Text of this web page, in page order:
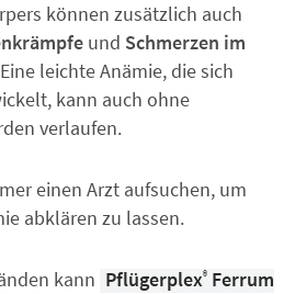
können zusätzlich auch
und Schmerzen im
leichte Anämie, die sich
kann auch ohne
verlaufen.
einen Arzt aufsuchen, um
abklären zu lassen.
kann Pflügerplex® Ferrum